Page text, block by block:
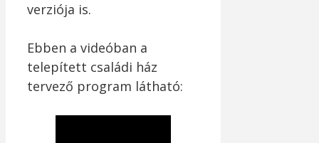
verziója is.
Ebben a videóban a
telepített családi ház
tervező program látható: